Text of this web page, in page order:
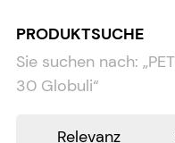
PRODUKTSUCHE
Sie suchen nach: „
30 Globuli“